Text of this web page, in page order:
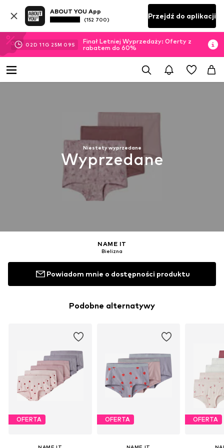
ABOUT YOU App
(152 700) Przejdź do aplikacji
02D 11 G 25M 09S
Finał Letniej Wyprzedaży: Oferty z
rabatem do 60%
Niestety wyprzedane
Wyprzedane
NAME IT
Bielizna
Powiadom mnie o dostępności produktu
Podobne alternatywy
OFERTA OFERTA OFERTA